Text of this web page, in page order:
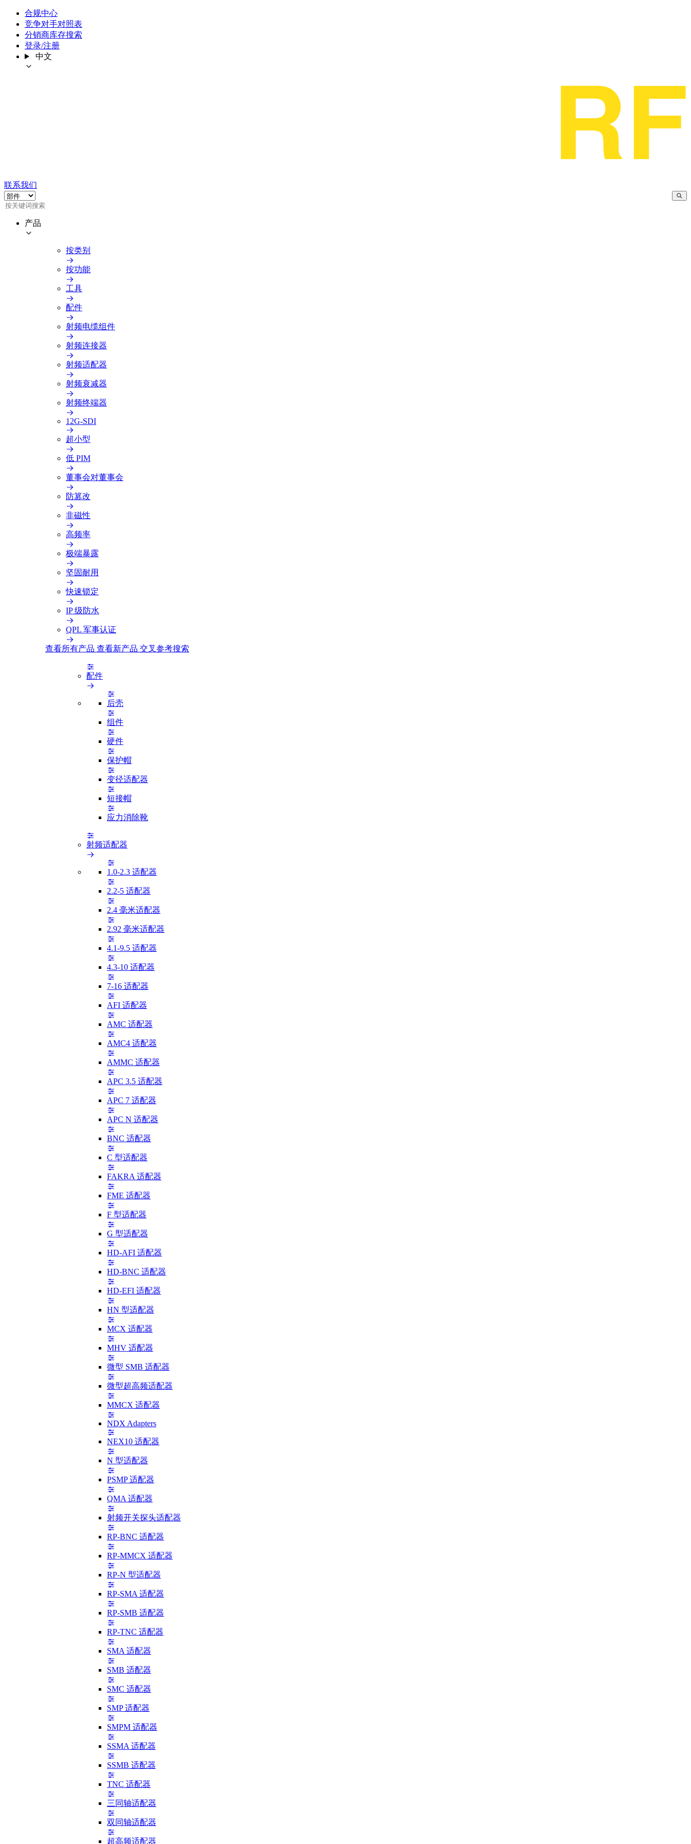
合规中心
竞争对手对照表
分销商库存搜索
登录/注册
中文
联系我们
产品
按类别
按功能
工具
配件
射频电缆组件
射频连接器
射频适配器
射频衰减器
射频终端器
12G-SDI
超小型
低 PIM
董事会对董事会
防篡改
非磁性
高频率
极端暴露
坚固耐用
快速锁定
IP 级防水
QPL 军事认证
查看所有产品 查看新产品 交叉参考搜索
配件
后壳
组件
硬件
保护帽
变径适配器
短接帽
应力消除靴
射频适配器
1.0-2.3 适配器
2.2-5 适配器
2.4 毫米适配器
2.92 毫米适配器
4.1-9.5 适配器
4.3-10 适配器
7-16 适配器
AFI 适配器
AMC 适配器
AMC4 适配器
AMMC 适配器
APC 3.5 适配器
APC 7 适配器
APC N 适配器
BNC 适配器
C 型适配器
FAKRA 适配器
FME 适配器
F 型适配器
G 型适配器
HD-AFI 适配器
HD-BNC 适配器
HD-EFI 适配器
HN 型适配器
MCX 适配器
MHV 适配器
微型 SMB 适配器
微型超高频适配器
MMCX 适配器
NDX Adapters
NEX10 适配器
N 型适配器
PSMP 适配器
QMA 适配器
射频开关探头适配器
RP-BNC 适配器
RP-MMCX 适配器
RP-N 型适配器
RP-SMA 适配器
RP-SMB 适配器
RP-TNC 适配器
SMA 适配器
SMB 适配器
SMC 适配器
SMP 适配器
SMPM 适配器
SSMA 适配器
SSMB 适配器
TNC 适配器
三同轴适配器
双同轴适配器
超高频适配器